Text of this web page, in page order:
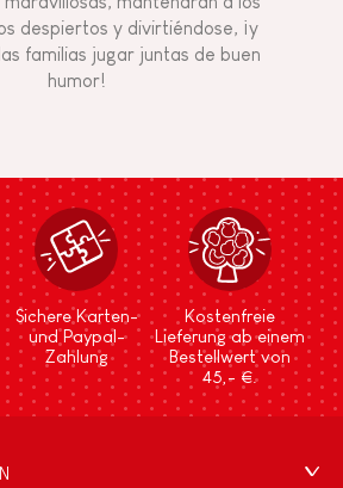
despiertos y divirtiéndose, ¡y
familias jugar juntas de buen
humor!
Sichere Karten-
und Paypal-
Zahlung
Kostenfreie
Lieferung ab einem
Bestellwert von
45,- €.